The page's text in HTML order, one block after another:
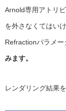
Arnold専用アトリ
を外さなくてはいけ
Refractionパラメー
みます。
レンダリング結果